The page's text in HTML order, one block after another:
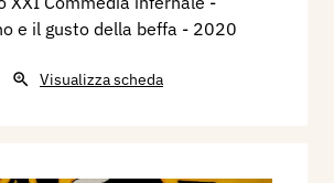
e il gusto della beffa - 2020
Visualizza scheda